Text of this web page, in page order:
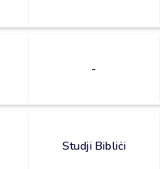
-
Studji Bibliċi